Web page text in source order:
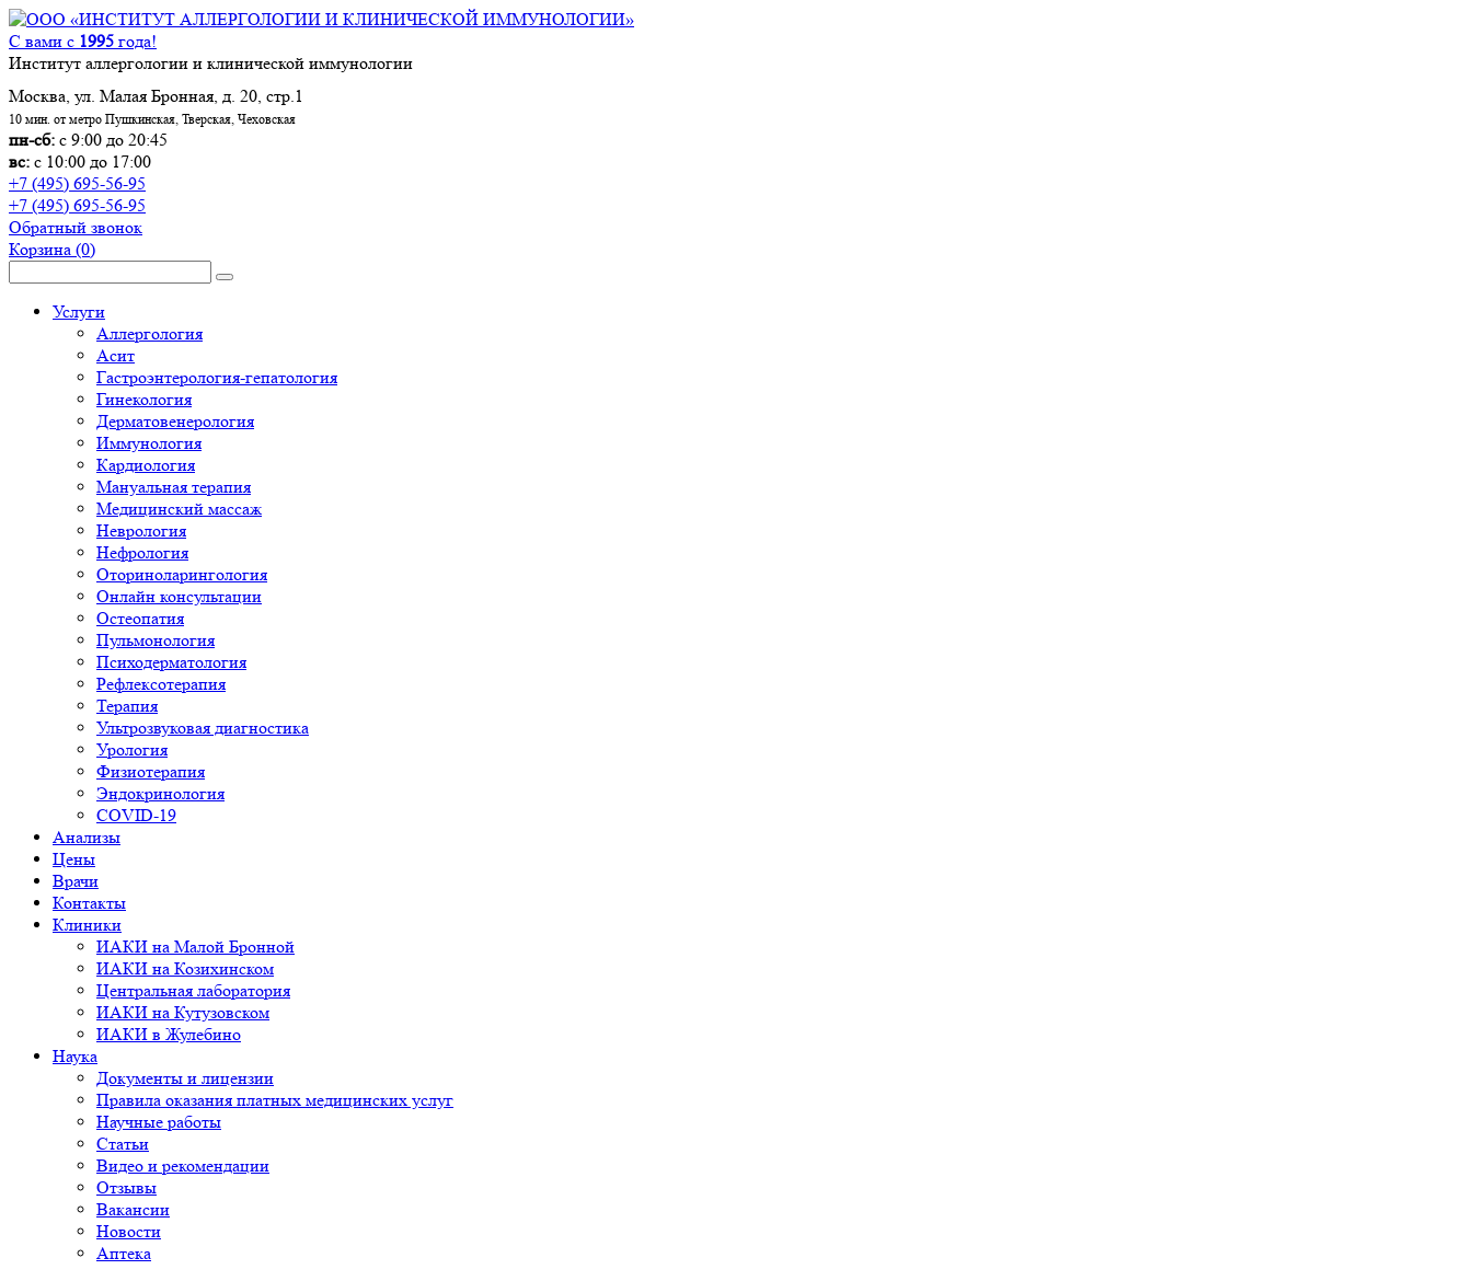
С вами с 1995 года!
Институт аллергологии и клинической иммунологии
Москва, ул. Малая Бронная, д. 20, стр.1
10 мин. от метро Пушкинская, Тверская, Чеховская
пн-сб: с 9:00 до 20:45
вс: с 10:00 до 17:00
+7 (495) 695-56-95
+7 (495) 695-56-95
Обратный звонок
Корзина (0)
Услуги
Аллергология
Асит
Гастроэнтерология-гепатология
Гинекология
Дерматовенерология
Иммунология
Кардиология
Мануальная терапия
Медицинский массаж
Неврология
Нефрология
Оториноларингология
Онлайн консультации
Остеопатия
Пульмонология
Психодерматология
Рефлексотерапия
Терапия
Ультрозвуковая диагностика
Урология
Физиотерапия
Эндокринология
COVID-19
Анализы
Цены
Врачи
Контакты
Клиники
ИАКИ на Малой Бронной
ИАКИ на Козихинском
Центральная лаборатория
ИАКИ на Кутузовском
ИАКИ в Жулебино
Наука
Документы и лицензии
Правила оказания платных медицинских услуг
Научные работы
Статьи
Видео и рекомендации
Отзывы
Вакансии
Новости
Аптека